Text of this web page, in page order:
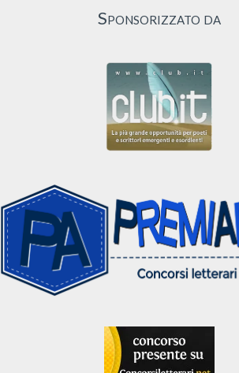
Sponsorizzato da